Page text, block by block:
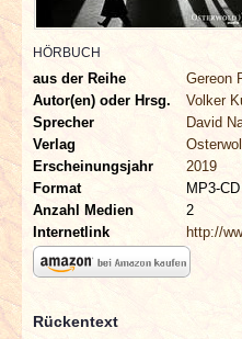
SPECIALS
REDAKTION
LINKS
ARCHIV
HÖRBUCH
aus der Reihe
Gereon
Autor(en) oder Hrsg.
Volker
Sprecher
David
Verlag
Erscheinungsjahr
2019
Format
MP3-CD
Anzahl Medien
2
Internetlink
http://
Rückentext